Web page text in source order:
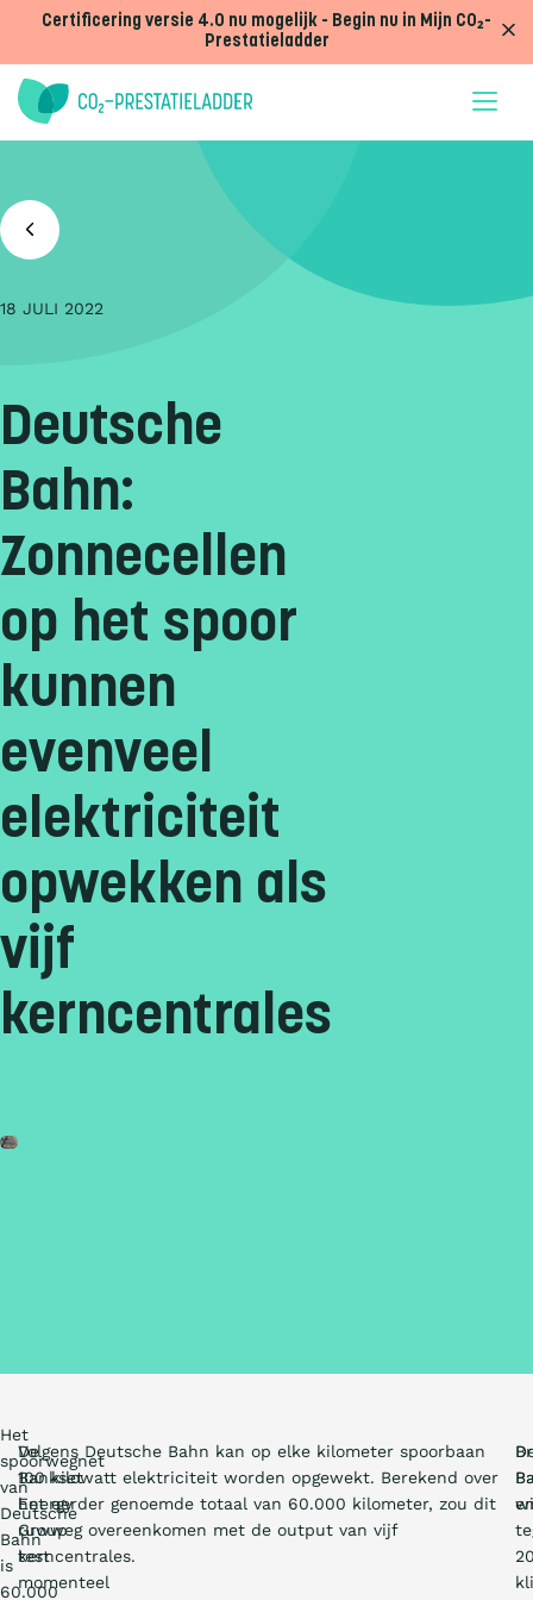
Certificering versie 4.0 nu mogelijk - Begin nu in Mijn CO₂-
Prestatieladder
18 JULI 2022
Deutsche
Bahn:
Zonnecellen
op het spoor
kunnen
evenveel
elektriciteit
opwekken als
vijf
kerncentrales
Het
spoorwegnet
van
Deutsche
Bahn
is
60.000
De
Bankset
Energy
Group
test
momenteel
Volgens Deutsche Bahn kan op elke kilometer spoorbaan
100 kilowatt elektriciteit worden opgewekt. Berekend over
het eerder genoemde totaal van 60.000 kilometer, zou dit
ruwweg overeenkomen met de output van vijf
kerncentrales.